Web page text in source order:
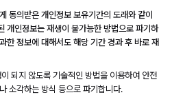
동의받은 개인정보 보유기간의 도래와 같이
개인정보는 재생이 불가능한 방법으로 파기하
한 정보에 대해서도 해당 기간 경과 후 바로 재
되지 않도록 기술적인 방법을 이용하여 안전
소각하는 방식 등으로 파기합니다.